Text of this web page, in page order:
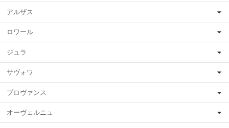
アルザス
ロワール
ジュラ
サヴォワ
プロヴァンス
オーヴェルニュ